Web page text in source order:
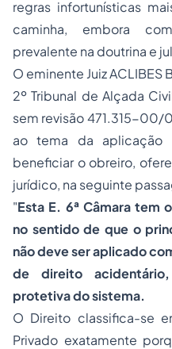
regras infortunísticas
caminha, embora
prevalente na doutrina e
O eminente Juiz ACLIBES
2º Tribunal de Alçada
sem revisão 471.315-00/
ao tema da
beneficiar o obreiro,
jurídico, na seguinte
"Esta E. 6ª Câmara tem
no sentido de que o
não deve ser aplicado
de direito
protetiva do sistema.
O Direito classifica-se
Privado exatamente